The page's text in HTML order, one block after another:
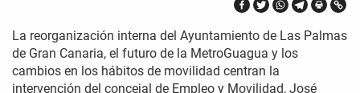
La reorganización interna del Ayuntamiento de Las Palmas
de Gran Canaria, el futuro de la MetroGuagua y los
cambios en los hábitos de movilidad centran la
intervención del concejal de Empleo y Movilidad, José